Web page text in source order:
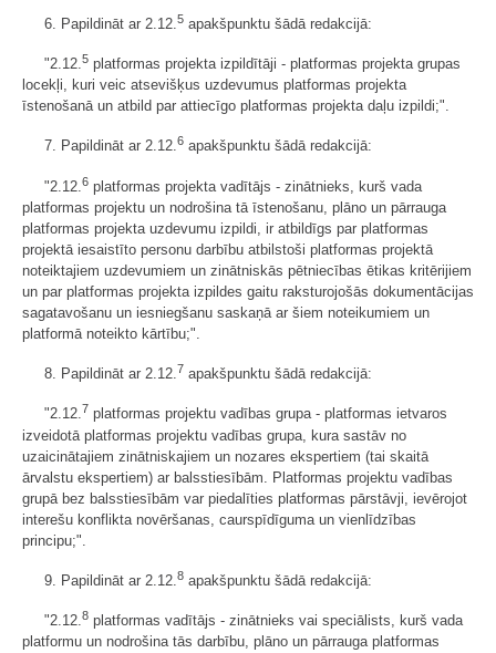
6. Papildināt ar 2.12. 5 apakšpunktu šādā redakcijā:
"2.12.5 platformas projekta izpildītāji - platformas projekta grupas
locekļi, kuri veic atsevišķus uzdevumus platformas projekta
īstenošanā un atbild par attiecīgo platformas projekta daļu izpildi;".
7. Papildināt ar 2.12.6 apakšpunktu šādā redakcijā:
"2.12. 6 platformas projekta vadītājs - zinātnieks, kurš vada
platformas projektu un nodrošina tā īstenošanu, plāno un pārrauga
platformas projekta uzdevumu izpildi, ir atbildīgs par platformas
projektā iesaistīto personu darbību atbilstoši platformas projektā
noteiktajiem uzdevumiem un zinātniskās pētniecības ētikas kritērijiem
un par platformas projekta izpildes gaitu raksturojošās dokumentācijas
sagatavošanu un iesniegšanu saskaņā ar šiem noteikumiem un
platformā noteikto kārtību;".
8. Papildināt ar 2.12.7 apakšpunktu šādā redakcijā:
"2.12.7 platformas projektu vadības grupa - platformas ietvaros
izveidotā platformas projektu vadības grupa, kura sastāv no
uzaicinātajiem zinātniskajiem un nozares ekspertiem (tai skaitā
ārvalstu ekspertiem) ar balsstiesībām. Platformas projektu vadības
grupā bez balsstiesībām var piedalīties platformas pārstāvji, ievērojot
interešu konflikta novēršanas, caurspīdīguma un vienlīdzības
principu;".
9. Papildināt ar 2.12. 8 apakšpunktu šādā redakcijā:
"2.12.8 platformas vadītājs - zinātnieks vai speciālists, kurš vada
platformu un nodrošina tās darbību, plāno un pārrauga platformas